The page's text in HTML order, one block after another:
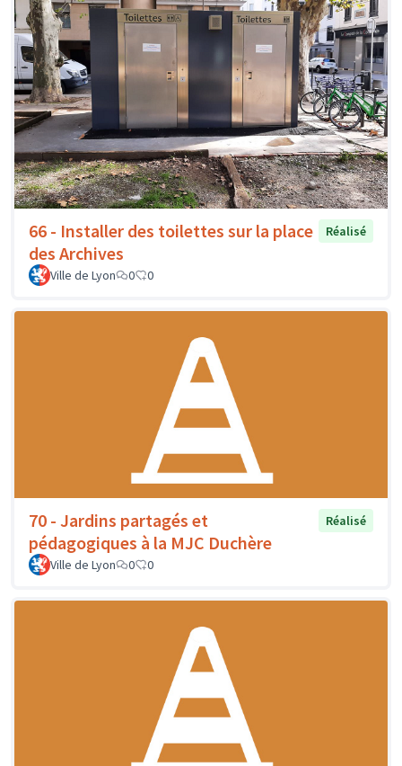
66 - Installer des toilettes sur la place
des Archives
Réalisé
Ville de Lyon 0 0
70 - Jardins partagés et
pédagogiques à la MJC Duchère
Réalisé
Ville de Lyon 0 0